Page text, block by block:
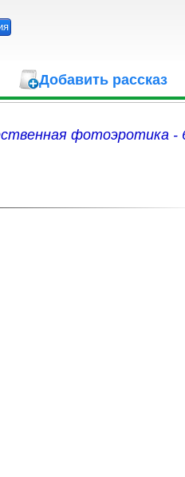
Добавить рассказ
фотоэротика -